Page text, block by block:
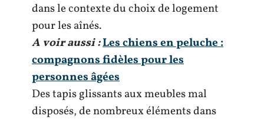
dans le contexte du choix de logement
pour les aînés.
A voir aussi :Les chiens en peluche :
compagnons fidèles pour les
personnes âgées
Des tapis glissants aux meubles mal
disposés, de nombreux éléments dans